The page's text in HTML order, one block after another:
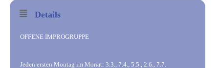
Details
OFFENE IMPROGRUPPE
Jeden ersten Montag im Monat: 3.3., 7.4., 5.5., 2.6., 7.7.